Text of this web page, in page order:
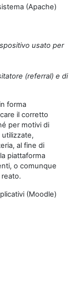
(Apache)
usato per
(referral) e di
forma
il corretto
per motivi di
al fine di
piattaforma
o comunque
(Moodle)